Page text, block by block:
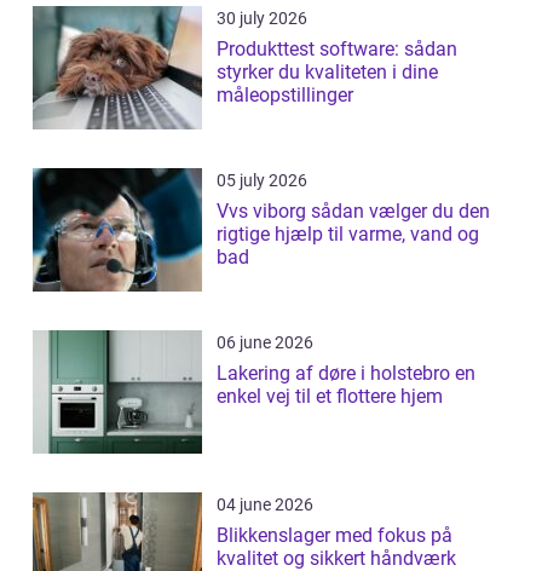
30 july 2026
Produkttest software: sådan
styrker du kvaliteten i dine
måleopstillinger
05 july 2026
Vvs viborg sådan vælger du den
rigtige hjælp til varme, vand og
bad
06 june 2026
Lakering af døre i holstebro en
enkel vej til et flottere hjem
04 june 2026
Blikkenslager med fokus på
kvalitet og sikkert håndværk